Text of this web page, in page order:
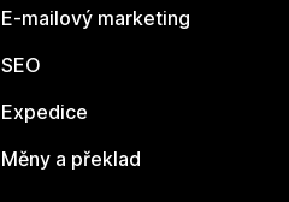
E-mailový marketing
SEO
Expedice
Měny a překlad